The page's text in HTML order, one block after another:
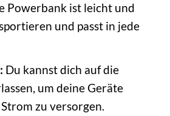
Powerbank ist leicht und
und passt in jede
Du kannst dich auf die
um deine Geräte
zu versorgen.